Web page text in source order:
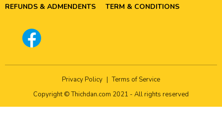
REFUNDS & ADMENDENTS
TERM & CONDITIONS
Privacy Policy | Terms of Service
Copyright © Thichdan.com 2021 - All rights reserved